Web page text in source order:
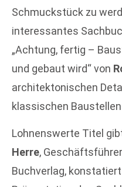
Schmuckstück zu
interessantes
„Achtung, fertig –
und gebaut wird“ von
architektonischen
klassischen
Lohnenswerte Titel
Herre,
Buchverlag,